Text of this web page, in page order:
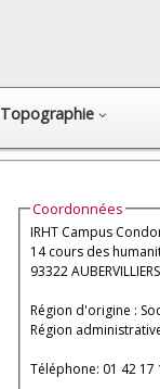
Topographie
Coordonnées
IRHT Campus
14 cours des
93322 AUBERVILLIERS
Région d'origine :
Région
Téléphone: 01 42 17